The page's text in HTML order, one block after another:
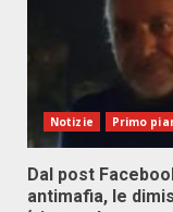
Notizie Primo
Dal post
antimafia, le